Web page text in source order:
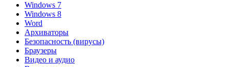
Windows 7
Windows 8
Word
Архиваторы
Безопасность (вирусы)
Браузеры
Видео и аудио